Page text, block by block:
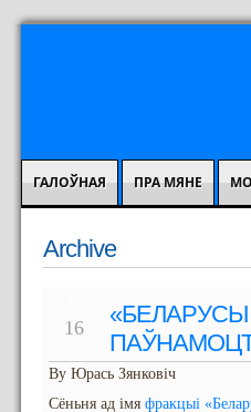
ГАЛОЎНАЯ ПРА МЯНЕ
Archive
16
By Юрась Зянковіч
Сёньня ад імя фракцыі